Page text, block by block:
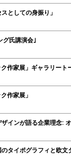
としての身振り」
グ氏講演会｣
作家展」ギャラリート
作家展」
インが語る企業理念:
タイポグラフィと欧文